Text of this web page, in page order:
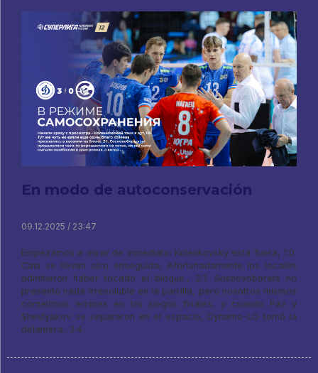
En modo de autoconservación
09.12.2025 / 23:47
Empezamos a mirar de inmediato: Kolenkovsky está fuera, 1:0.
Casi se llevan otro enseguida, Afortunadamente los locales
admitieron haber tocado el bloque., 2:1. Sosnovoborets no
presentó nada irresoluble en la parrilla, pero nosotros mismos
cometimos errores en los juegos finales, y cuando Paz y
Shevlyakov se separaron en el espacio, Dynamo-LO tomó la
delantera, 3:4.